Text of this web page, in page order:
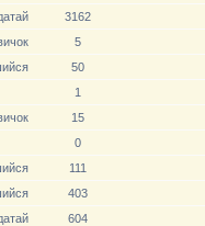
3162
5
50
1
15
0
111
403
604